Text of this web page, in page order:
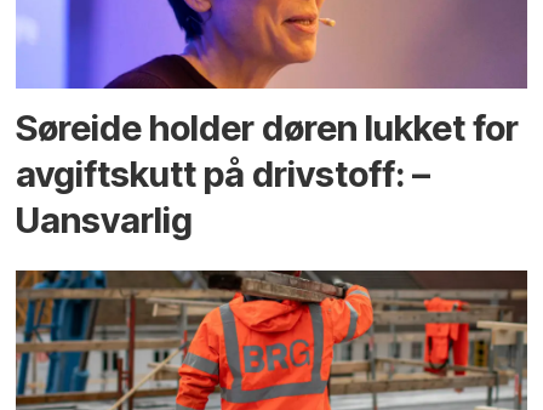
Søreide holder døren lukket for
avgiftskutt på drivstoff: –
Uansvarlig